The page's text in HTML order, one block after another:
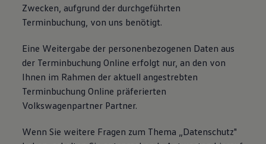
Zwecken, aufgrund der durchgeführten
Terminbuchung, von uns benötigt.
Eine Weitergabe der personenbezogenen Daten aus
der Terminbuchung Online erfolgt nur, an den von
Ihnen im Rahmen der aktuell angestrebten
Terminbuchung Online präferierten
Volkswagenpartner Partner.
Wenn Sie weitere Fragen zum Thema „Datenschutz"